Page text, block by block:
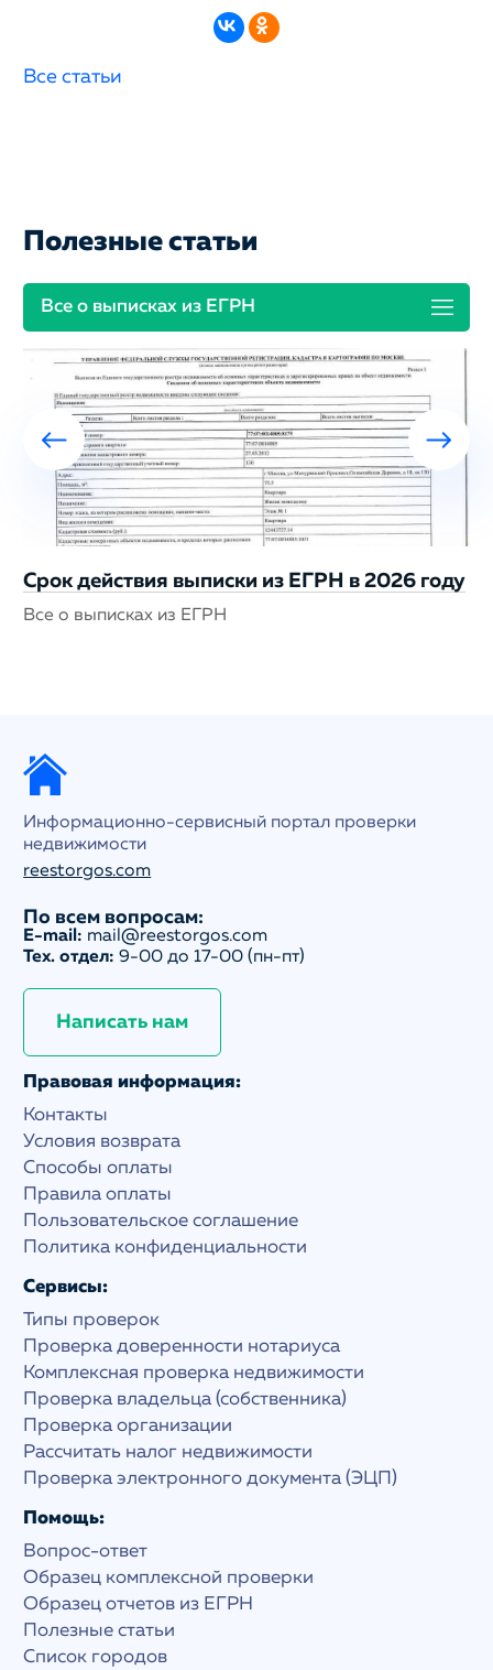
Все статьи
Полезные статьи
Все о выписках из ЕГРН
Срок действия выписки из ЕГРН в 2026 году
Все о выписках из ЕГРН
Информационно-сервисный портал проверки
недвижимости
reestorgos.com
По всем вопросам:
E-mail: mail@reestorgos.com
Тех. отдел: 9-00 до 17-00 (пн-пт)
Написать нам
Правовая информация:
Контакты
Условия возврата
Способы оплаты
Правила оплаты
Пользовательское соглашение
Политика конфиденциальности
Сервисы:
Типы проверок
Проверка доверенности нотариуса
Комплексная проверка недвижимости
Проверка владельца (собственника)
Проверка организации
Рассчитать налог недвижимости
Проверка электронного документа (ЭЦП)
Помощь:
Вопрос-ответ
Образец комплексной проверки
Образец отчетов из ЕГРН
Полезные статьи
Список городов